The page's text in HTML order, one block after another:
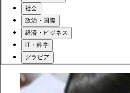
社会
政治・国際
経済・ビジネス
IT・科学
グラビア